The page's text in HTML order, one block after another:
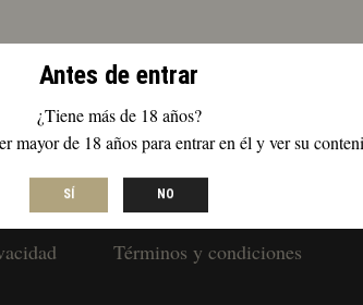
Antes de entrar
¿Tiene más de 18 años?
mayor de 18 años para entrar en él y ver su
SÍ NO
Términos y condiciones